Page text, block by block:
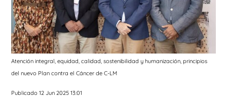
Atención integral, equidad, calidad, sostenibilidad y humanización, principios
del nuevo Plan contra el Cáncer de C-LM
Publicado 12 Jun 2025 13:01